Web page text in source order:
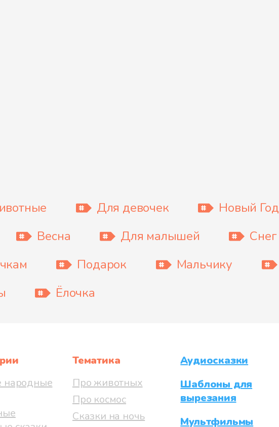
Для девочек
Новый Год
Весна Для малышей
Снег
Подарок Мальчику
Ёлочка
народные
Тематика
Про животных
Про космос
Сказки на ночь
Аудиосказки
Шаблоны для
вырезания
Мультфильмы